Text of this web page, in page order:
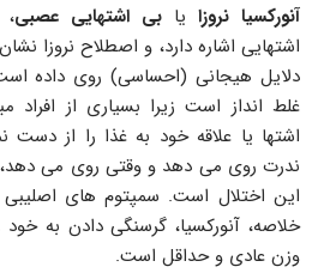
آنورکسیا نروزا یا بی اشتهایی عصبی
اشتهایی اشاره دارد، و اصطلاح نروزا
دلایل هیجانی (احساسی) روی داده
غلط انداز است زیرا بسیاری از افراد
اشتها یا علاقه خود به غذا را از دست
ندرت روی می دهد و وقتی روی می دهد،
این اختلال است. سمپتوم های اصلیبی
خلاصه، آنورکسیا، گرسنگی دادن به
وزن عادی و حداقل است.